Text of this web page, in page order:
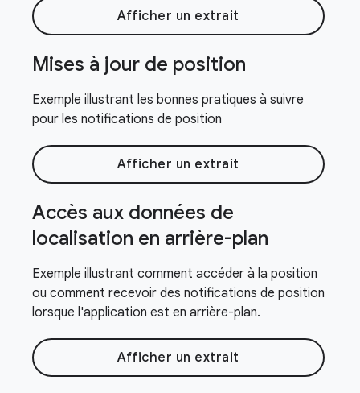
Afficher un extrait
Mises à jour de position
Exemple illustrant les bonnes pratiques à suivre
pour les notifications de position
Afficher un extrait
Accès aux données de
localisation en arrière-plan
Exemple illustrant comment accéder à la position
ou comment recevoir des notifications de position
lorsque l'application est en arrière-plan.
Afficher un extrait